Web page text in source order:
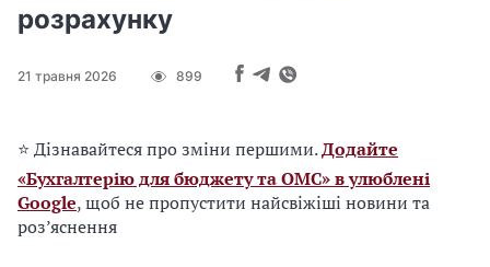
розрахунку
21 травня 2026 899
⭐ Дізнавайтеся про зміни першими.Додайте
«Бухгалтерію для бюджету та ОМС» в улюблені
Google, щоб не пропустити найсвіжіші новини та
роз’яснення